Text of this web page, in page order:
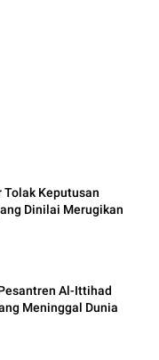
Tolak Keputusan
Dinilai Merugikan
Al-Ittihad
Meninggal Dunia